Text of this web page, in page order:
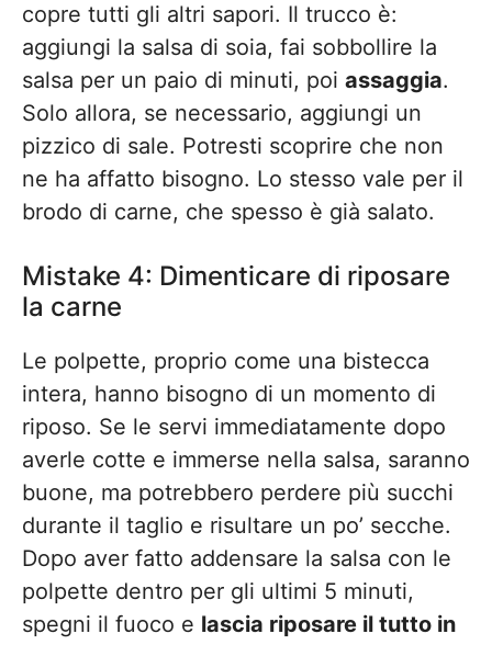
copre tutti gli altri sapori. Il trucco è:
aggiungi la salsa di soia, fai sobbollire la
salsa per un paio di minuti, poi assaggia.
Solo allora, se necessario, aggiungi un
pizzico di sale. Potresti scoprire che non
ne ha affatto bisogno. Lo stesso vale per il
brodo di carne, che spesso è già salato.
Mistake 4: Dimenticare di riposare
la carne
Le polpette, proprio come una bistecca
intera, hanno bisogno di un momento di
riposo. Se le servi immediatamente dopo
averle cotte e immerse nella salsa, saranno
buone, ma potrebbero perdere più succhi
durante il taglio e risultare un po’ secche.
Dopo aver fatto addensare la salsa con le
polpette dentro per gli ultimi 5 minuti,
spegni il fuoco e lascia riposare il tutto in